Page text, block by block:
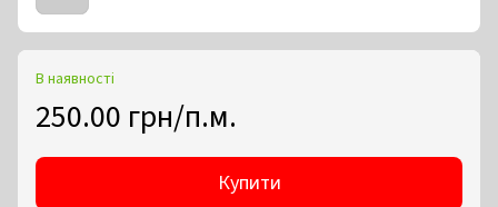
В наявності
250.00 грн/п.м.
Купити